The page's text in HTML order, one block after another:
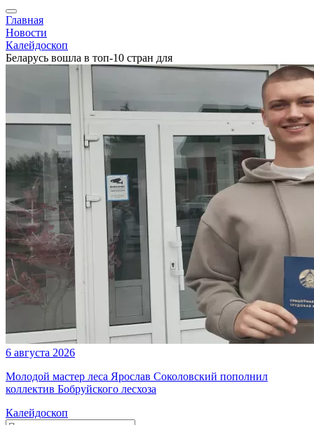
Главная
Новости
Калейдоскоп
Беларусь вошла в топ-10 стран для
6 августа 2026
Молодой мастер леса Ярослав Соколовский пополнил
коллектив Бобруйского лесхоза
Калейдоскоп